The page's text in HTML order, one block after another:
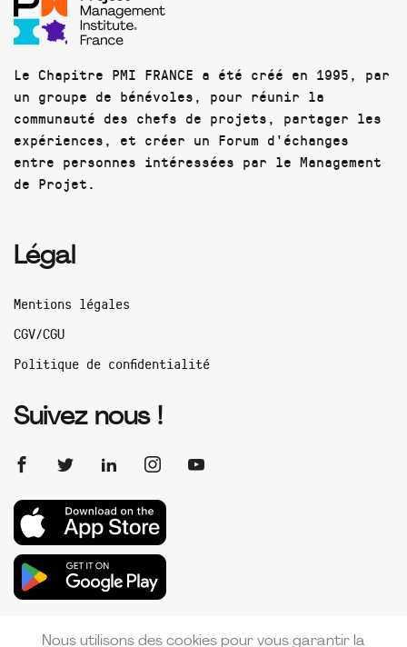
Le Chapitre PMI FRANCE a été créé en 1995, par
un groupe de bénévoles, pour réunir la
communauté des chefs de projets, partager les
expériences, et créer un Forum d'échanges
entre personnes intéressées par le Management
de Projet.
Légal
Mentions légales
CGV/CGU
Politique de confidentialité
Suivez nous !
Nous utilisons des cookies pour vous garantir la